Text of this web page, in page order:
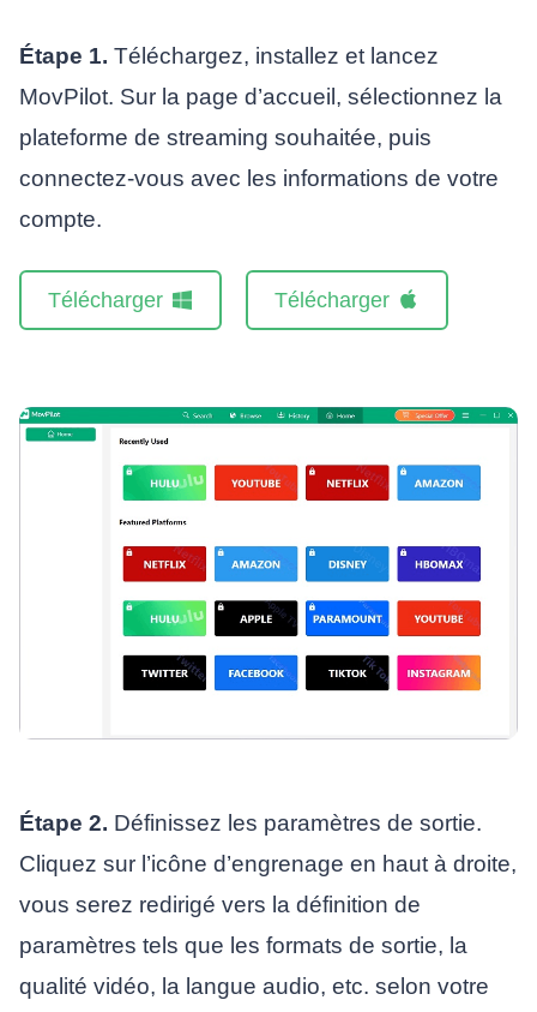
Étape 1. Téléchargez, installez et lancez
MovPilot. Sur la page d’accueil, sélectionnez la
plateforme de streaming souhaitée, puis
connectez-vous avec les informations de votre
compte.
Télécharger Télécharger
Étape 2. Définissez les paramètres de sortie.
Cliquez sur l’icône d’engrenage en haut à droite,
vous serez redirigé vers la définition de
paramètres tels que les formats de sortie, la
qualité vidéo, la langue audio, etc. selon votre